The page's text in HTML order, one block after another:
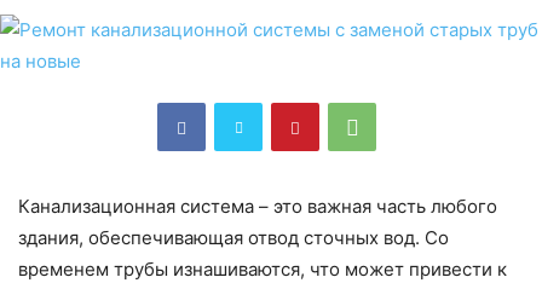
Канализационная система – это важная часть любого
здания, обеспечивающая отвод сточных вод. Со
временем трубы изнашиваются, что может привести к